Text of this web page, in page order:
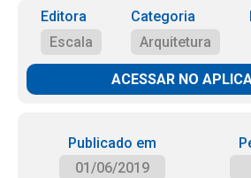
Editora
Escala
Categoria
Arquitetura
ACESSAR NO
Publicado em
01/06/2019